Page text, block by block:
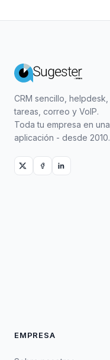
CRM sencillo, helpdesk,
tareas, correo y VoIP.
Toda tu empresa en una
aplicación - desde 2010.
EMPRESA